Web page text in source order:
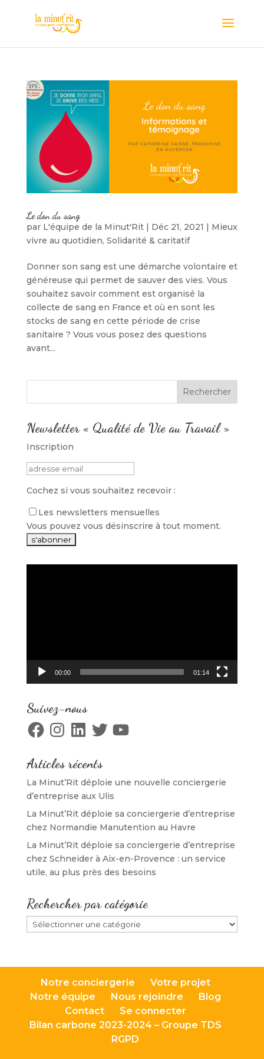
Le don du sang
par L'équipe de la Minut'Rit| Déc 21, 2021 | Mieux
vivre au quotidien, Solidarité & caritatif
Donner son sang est une démarche volontaire et
généreuse qui permet de sauver des vies. Vous
souhaitez savoir comment est organisé la
collecte de sang en France et où en sont les
stocks de sang en cette période de crise
sanitaire ? Vous vous posez des questions
avant...
Newsletter « Qualité de Vie au Travail »
Inscription
Cochez si vous souhaitez recevoir :
Les newsletters mensuelles
Vous pouvez vous désinscrire à tout moment.
00:00 01:14
Suivez-nous
FacebookInstagramLinkedInTwitterYouTube
Articles récents
La Minut’Rit déploie une nouvelle conciergerie
d’entreprise aux Ulis
La Minut’Rit déploie sa conciergerie d’entreprise
chez Normandie Manutention au Havre
La Minut’Rit déploie sa conciergerie d’entreprise
chez Schneider à Aix-en-Provence : un service
utile, au plus près des besoins
Rechercher par catégorie
Rechercher
par
Notre conciergerie
Votre projet
Notre équipe
Nous rejoindre
Blog
Contact
Se connecter
Bilan carbone 2023-2024 – Groupe TDS
RGPD